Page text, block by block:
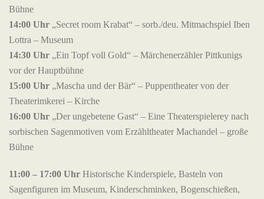
Bühne
14:00 Uhr „Secret room Krabat“ – sorb./deu. Mitmachspiel Iben
Lottra – Museum
14:30 Uhr „Ein Topf voll Gold“ – Märchenerzähler Pittkunigs
vor der Hauptbühne
15:00 Uhr „Mascha und der Bär“ – Puppentheater von der
Theaterimkerei – Kirche
16:00 Uhr „Der ungebetene Gast“ – Eine Theaterspielerey nach
sorbischen Sagenmotiven vom Erzähltheater Machandel – große
Bühne
11:00 – 17:00 Uhr Historische Kinderspiele, Basteln von
Sagenfiguren im Museum, Kinderschminken, Bogenschießen,